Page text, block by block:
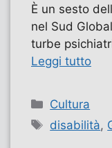
È un sesto
nel Sud
turbe
Leggi tutto
Categorie
Cultura
Tag
disabilità,